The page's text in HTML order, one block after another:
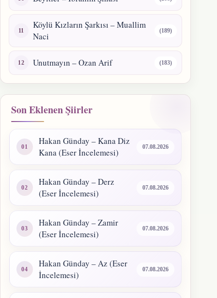
Köylü Kızların Şarkısı – Muallim
Naci
(189)
Unutmayın – Ozan Arif (183)
Son Eklenen Şiirler
Hakan Günday – Kana Diz
Kana (Eser İncelemesi)
07.08.2026
Hakan Günday – Derz
(Eser İncelemesi)
07.08.2026
Hakan Günday – Zamir
(Eser İncelemesi)
07.08.2026
Hakan Günday – Az (Eser
İncelemesi)
07.08.2026